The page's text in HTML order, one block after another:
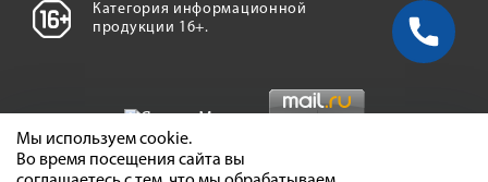
Категория информационной
продукции 16+.
Мы используем cookie.
Во время посещения сайта вы